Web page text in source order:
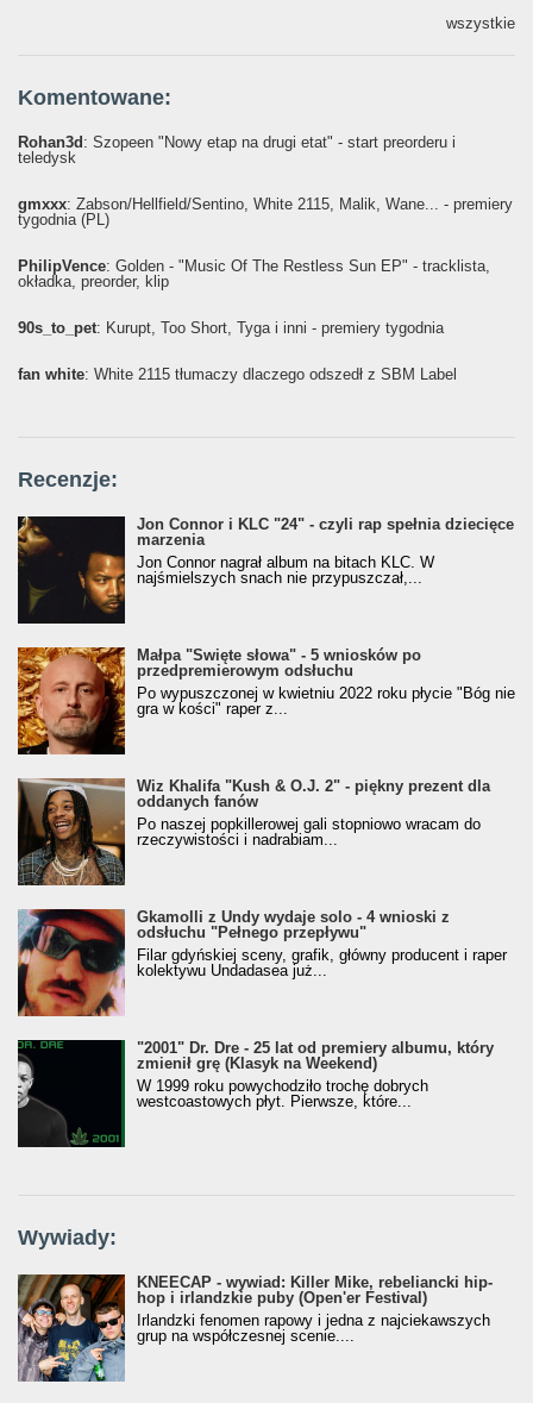
wszystkie
Komentowane:
Rohan3d : Szopeen "Nowy etap na drugi etat" - start preorderu i
teledysk
gmxxx: Żabson/Hellfield/Sentino, White 2115, Malik, Wane... - premiery
tygodnia (PL)
PhilipVence: Golden - "Music Of The Restless Sun EP" - tracklista,
okładka, preorder, klip
90s_to_pet: Kurupt, Too Short, Tyga i inni - premiery tygodnia
fan white: White 2115 tłumaczy dlaczego odszedł z SBM Label
Recenzje:
Jon Connor i KLC "24" - czyli rap spełnia dziecięce
marzenia
Jon Connor nagrał album na bitach KLC. W
najśmielszych snach nie przypuszczał,...
Małpa "Święte słowa" - 5 wniosków po
przedpremierowym odsłuchu
Po wypuszczonej w kwietniu 2022 roku płycie "Bóg nie
gra w kości" raper z...
Wiz Khalifa "Kush & O.J. 2" - piękny prezent dla
oddanych fanów
Po naszej popkillerowej gali stopniowo wracam do
rzeczywistości i nadrabiam...
Gkamolli z Undy wydaje solo - 4 wnioski z
odsłuchu "Pełnego przepływu"
Filar gdyńskiej sceny, grafik, główny producent i raper
kolektywu Undadasea już...
"2001" Dr. Dre - 25 lat od premiery albumu, który
zmienił grę (Klasyk na Weekend)
W 1999 roku powychodziło trochę dobrych
westcoastowych płyt. Pierwsze, które...
Wywiady:
KNEECAP - wywiad: Killer Mike, rebeliancki hip-
hop i irlandzkie puby (Open'er Festival)
Irlandzki fenomen rapowy i jedna z najciekawszych
grup na współczesnej scenie....